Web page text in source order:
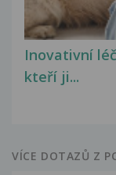
Inovativní
kteří ji...
VÍCE DOTAZŮ Z